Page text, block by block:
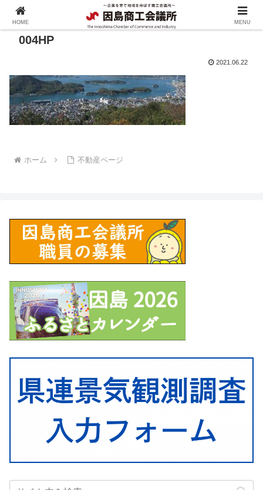
004HP
2021.06.22
ホーム 不動産ページ
HOME MENU